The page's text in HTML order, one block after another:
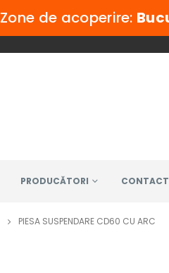
Zone de acoperire:
PRODUCĂTORI CONTACT
PIESA SUSPENDARE CD60 CU ARC